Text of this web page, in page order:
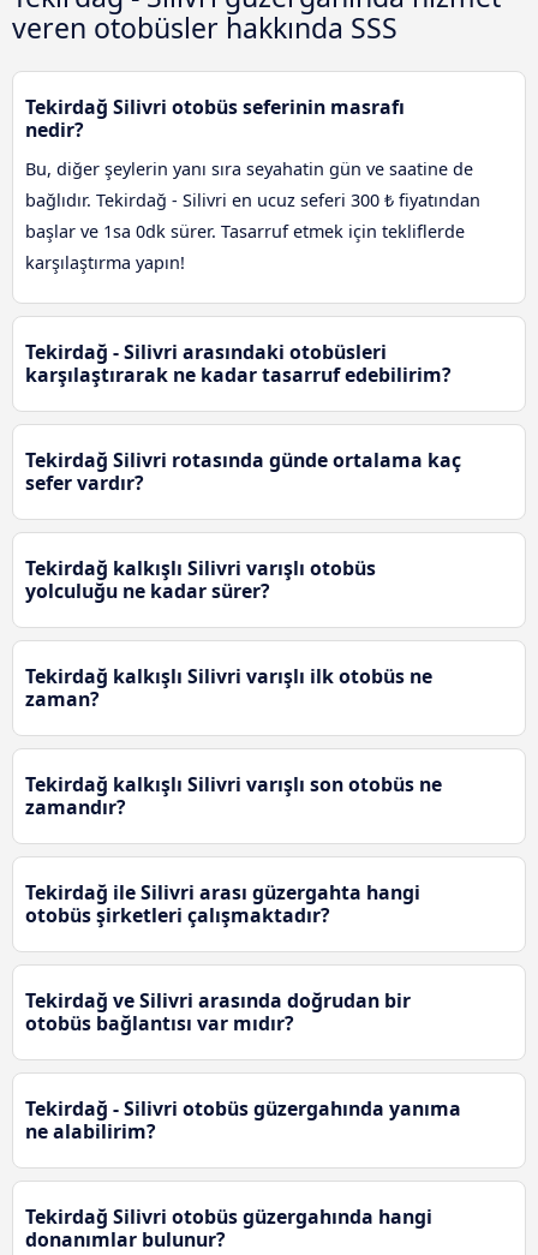
veren otobüsler hakkında SSS
Tekirdağ Silivri otobüs seferinin masrafı
nedir?
Bu, diğer şeylerin yanı sıra seyahatin gün ve saatine de
bağlıdır. Tekirdağ - Silivri en ucuz seferi 300 ₺ fiyatından
başlar ve 1sa 0dk sürer. Tasarruf etmek için tekliflerde
karşılaştırma yapın!
Tekirdağ - Silivri arasındaki otobüsleri
karşılaştırarak ne kadar tasarruf edebilirim?
Tekirdağ Silivri rotasında günde ortalama kaç
sefer vardır?
Tekirdağ kalkışlı Silivri varışlı otobüs
yolculuğu ne kadar sürer?
Tekirdağ kalkışlı Silivri varışlı ilk otobüs ne
zaman?
Tekirdağ kalkışlı Silivri varışlı son otobüs ne
zamandır?
Tekirdağ ile Silivri arası güzergahta hangi
otobüs şirketleri çalışmaktadır?
Tekirdağ ve Silivri arasında doğrudan bir
otobüs bağlantısı var mıdır?
Tekirdağ - Silivri otobüs güzergahında yanıma
ne alabilirim?
Tekirdağ Silivri otobüs güzergahında hangi
donanımlar bulunur?